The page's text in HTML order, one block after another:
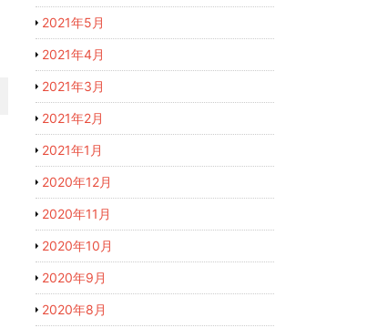
2021年5月
2021年4月
2021年3月
2021年2月
2021年1月
2020年12月
2020年11月
2020年10月
2020年9月
2020年8月